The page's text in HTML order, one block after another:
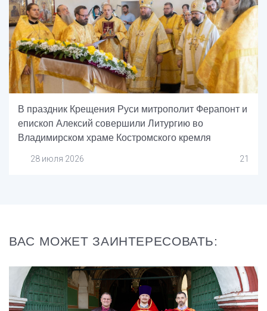
В праздник Крещения Руси митрополит Ферапонт и
епископ Алексий совершили Литургию во
Владимирском храме Костромского кремля
28 июля 2026 21
ВАС МОЖЕТ ЗАИНТЕРЕСОВАТЬ: